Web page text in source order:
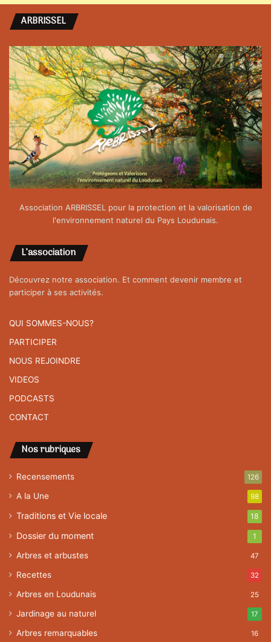
ARBRISSEL
Association ARBRISSEL pour la protection et la valorisation de
l'environnement naturel du Pays Loudunais.
L’association
Découvrez notre association. Et comment devenir membre et
participer à ses activités.
QUI SOMMES-NOUS?
PARTICIPER
NOUS REJOINDRE
VIDEOS
PODCASTS
CONTACT
Nos rubriques
Recensements 126
A la Une 98
Traditions et Vie locale 18
Dossier du moment 1
Arbres et arbustes 47
Recettes 32
Arbres en Loudunais 25
Jardinage au naturel 17
Arbres remarquables 16